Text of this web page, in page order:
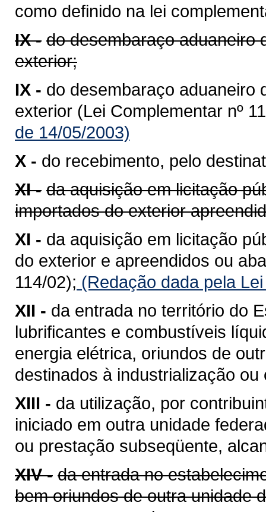
como definido na lei
IX - do desembaraço aduaneiro
exterior;
IX - do desembaraço aduaneiro
exterior (Lei Complementar nº
de 14/05/2003)
X - do recebimento, pelo
XI - da aquisição em licitação
importados do exterior
XI - da aquisição em licitação
do exterior e apreendidos ou
114/02); (Redação dada pela
XII - da entrada no território do
lubrificantes e combustíveis
energia elétrica, oriundos de
destinados à industrialização
XIII - da utilização, por
iniciado em outra unidade
ou prestação subseqüente,
XIV - da entrada no
bem oriundos de outra unidade